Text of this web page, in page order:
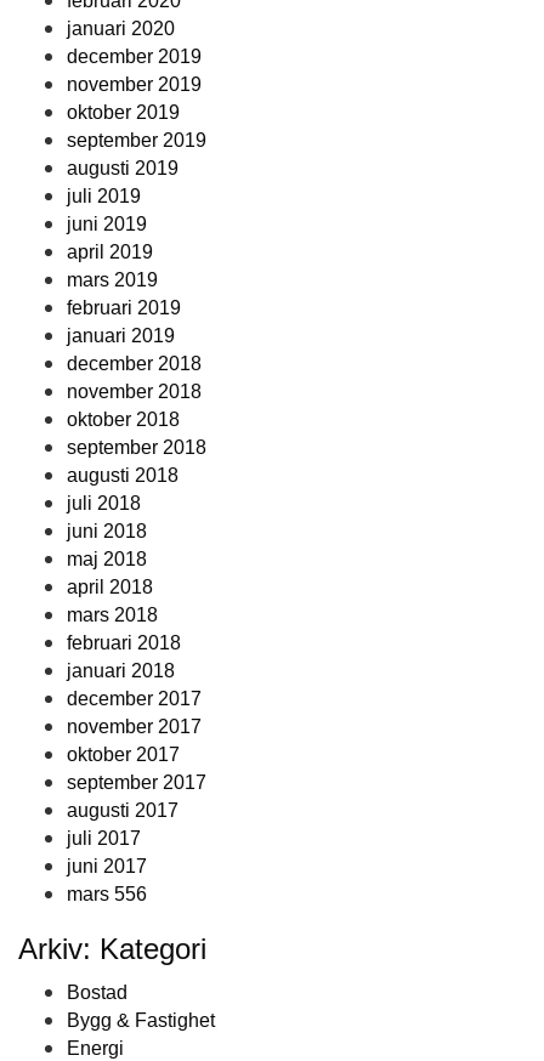
januari 2020
december 2019
november 2019
oktober 2019
september 2019
augusti 2019
juli 2019
juni 2019
april 2019
mars 2019
februari 2019
januari 2019
december 2018
november 2018
oktober 2018
september 2018
augusti 2018
juli 2018
juni 2018
maj 2018
april 2018
mars 2018
februari 2018
januari 2018
december 2017
november 2017
oktober 2017
september 2017
augusti 2017
juli 2017
juni 2017
mars 556
Arkiv: Kategori
Bostad
Bygg & Fastighet
Energi